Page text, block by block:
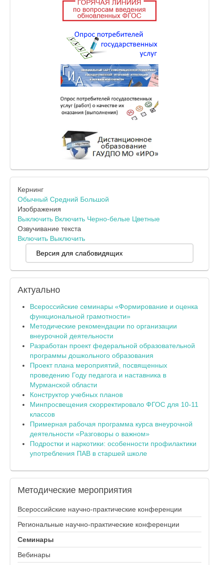
Кернинг
Обычный Средний Большой
Изображения
Выключить Включить Черно-белые Цветные
Озвучивание текста
Включить Выключить
Версия для слабовидящих
Актуально
Всероссийские семинары «Формирование и оценка
функциональной грамотности»
Методические рекомендации по организации
внеурочной деятельности
Разработан проект федеральной образовательной
программы дошкольного образования
Проект плана мероприятий, посвященных
проведению Году педагога и наставника в
Мурманской области
Конструктор учебных планов
Минпросвещения скорректировало ФГОС для 10-11
классов
Примерная рабочая программа курса внеурочной
деятельности «Разговоры о важном»
Подростки и наркотики: особенности профилактики
употребления ПАВ в старшей школе
Методические мероприятия
Всероссийские научно-практические конференции
Региональные научно-практические конференции
Семинары
Вебинары